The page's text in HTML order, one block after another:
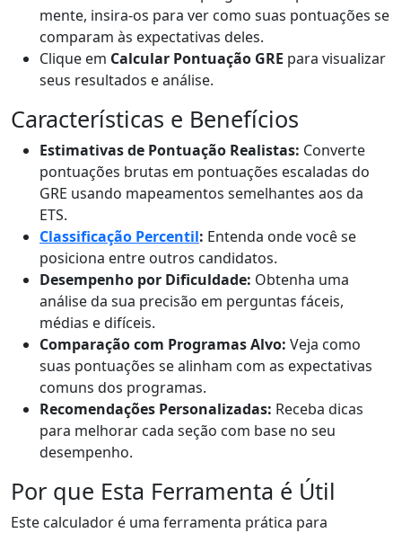
mente, insira-os para ver como suas pontuações se
comparam às expectativas deles.
Clique em Calcular Pontuação GRE para visualizar
seus resultados e análise.
Características e Benefícios
Estimativas de Pontuação Realistas: Converte
pontuações brutas em pontuações escaladas do
GRE usando mapeamentos semelhantes aos da
ETS.
Classificação Percentil: Entenda onde você se
posiciona entre outros candidatos.
Desempenho por Dificuldade: Obtenha uma
análise da sua precisão em perguntas fáceis,
médias e difíceis.
Comparação com Programas Alvo: Veja como
suas pontuações se alinham com as expectativas
comuns dos programas.
Recomendações Personalizadas: Receba dicas
para melhorar cada seção com base no seu
desempenho.
Por que Esta Ferramenta é Útil
Este calculador é uma ferramenta prática para